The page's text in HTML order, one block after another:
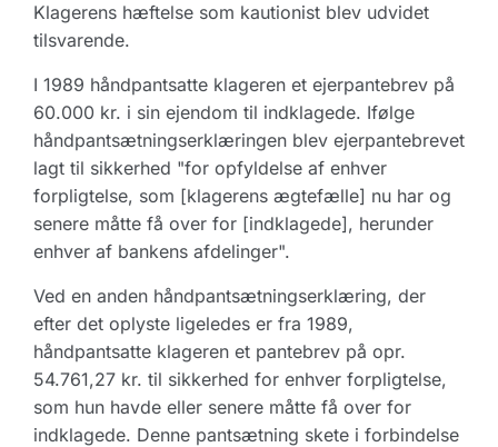
Klagerens hæftelse som kautionist blev udvidet
tilsvarende.
I 1989 håndpantsatte klageren et ejerpantebrev på
60.000 kr. i sin ejendom til indklagede. Ifølge
håndpantsætningserklæringen blev ejerpantebrevet
lagt til sikkerhed "for opfyldelse af enhver
forpligtelse, som [klagerens ægtefælle] nu har og
senere måtte få over for [indklagede], herunder
enhver af bankens afdelinger".
Ved en anden håndpantsætningserklæring, der
efter det oplyste ligeledes er fra 1989,
håndpantsatte klageren et pantebrev på opr.
54.761,27 kr. til sikkerhed for enhver forpligtelse,
som hun havde eller senere måtte få over for
indklagede. Denne pantsætning skete i forbindelse